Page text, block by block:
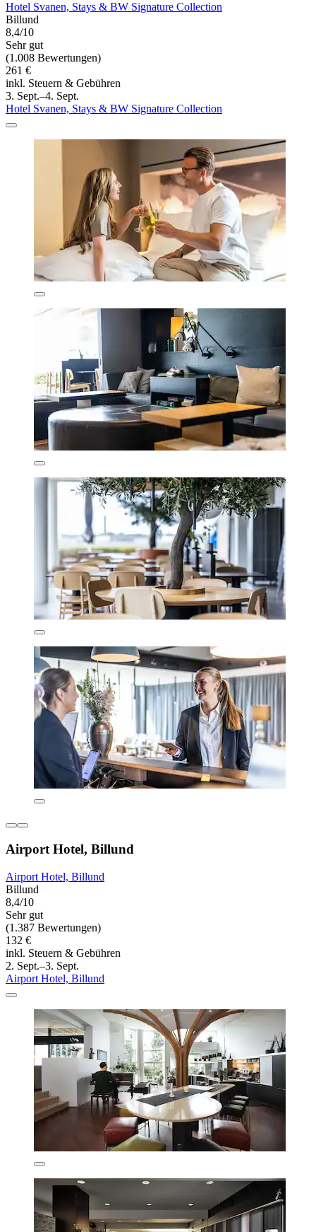
Hotel Svanen, Stays & BW Signature Collection
Billund
8,4/10
Sehr gut
(1.008 Bewertungen)
261 €
inkl. Steuern & Gebühren
3. Sept.–4. Sept.
Hotel Svanen, Stays & BW Signature Collection
Airport Hotel, Billund
Airport Hotel, Billund
Billund
8,4/10
Sehr gut
(1.387 Bewertungen)
132 €
inkl. Steuern & Gebühren
2. Sept.–3. Sept.
Airport Hotel, Billund